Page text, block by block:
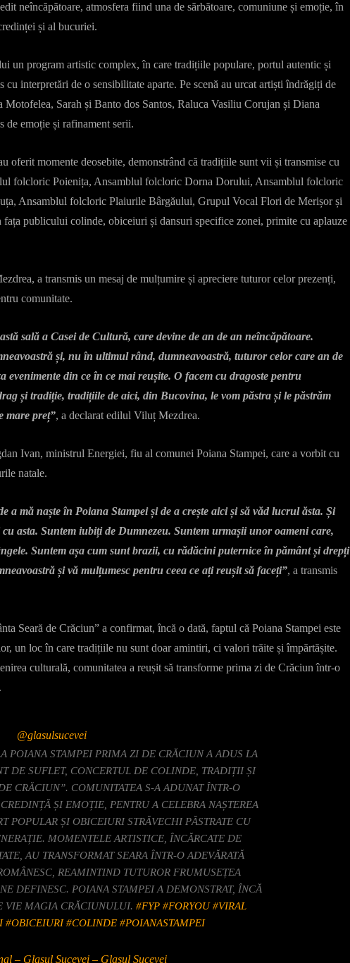
neîncăpătoare, atmosfera fiind una de sărbătoare, comuniune și emoție, în
și al bucuriei.
un program artistic complex, în care tradițiile populare, portul autentic și
interpretări de o sensibilitate aparte. Pe scenă au urcat artiști îndrăgiți de
Sarah și Banto dos Santos, Raluca Vasiliu Corujan și Diana
de emoție și rafinament serii.
oferit momente deosebite, demonstrând că tradițiile sunt vii și transmise cu
folcloric Poienița, Ansamblul folcloric Dorna Dorului, Ansamblul folcloric
Ansamblul folcloric Plaiurile Bârgăului, Grupul Vocal Flori de Merișor și
publicului colinde, obiceiuri și dansuri specifice zonei, primite cu aplauze
a transmis un mesaj de mulțumire și apreciere tuturor celor prezenți,
comunitate.
sală a Casei de Cultură, care devine de an de an neîncăpătoare.
și, nu în ultimul rând, dumneavoastră, tuturor celor care an de
evenimente din ce în ce mai reușite. O facem cu dragoste pentru
și tradiție, tradițiile de aici, din Bucovina, le vom păstra și le păstrăm
mare preț”, a declarat edilul Viluț Mezdrea.
Ivan, ministrul Energiei, fiu al comunei Poiana Stampei, care a vorbit cu
natale.
mă naște în Poiana Stampei și de a crește aici și să văd lucrul ăsta. Și
asta. Suntem iubiți de Dumnezeu. Suntem urmașii unor oameni care,
Suntem așa cum sunt brazii, cu rădăcini puternice în pământ și drepți
și vă mulțumesc pentru ceea ce ați reușit să faceți”, a transmis
Seară de Crăciun” a confirmat, încă o dată, faptul că Poiana Stampei este
un loc în care tradițiile nu sunt doar amintiri, ci valori trăite și împărtășite.
culturală, comunitatea a reușit să transforme prima zi de Crăciun într-o
@glasulsucevei
POIANA STAMPEI PRIMA ZI DE CRĂCIUN A ADUS LA
DE SUFLET, CONCERTUL DE COLINDE, TRADIȚII ȘI
CRĂCIUN”. COMUNITATEA S-A ADUNAT ÎNTR-O
ȘI EMOȚIE, PENTRU A CELEBRA NAȘTEREA
POPULAR ȘI OBICEIURI STRĂVECHI PĂSTRATE CU
MOMENTELE ARTISTICE, ÎNCĂRCATE DE
AU TRANSFORMAT SEARA ÎNTR-O ADEVĂRATĂ
REAMINTIND TUTUROR FRUMUSEȚEA
DEFINESC. POIANA STAMPEI A DEMONSTRAT, ÎNCĂ
VIE MAGIA CRĂCIUNULUI. #FYP #FORYOU #VIRAL
#OBICEIURI #COLINDE #POIANASTAMPEI
– Glasul Sucevei – Glasul Sucevei